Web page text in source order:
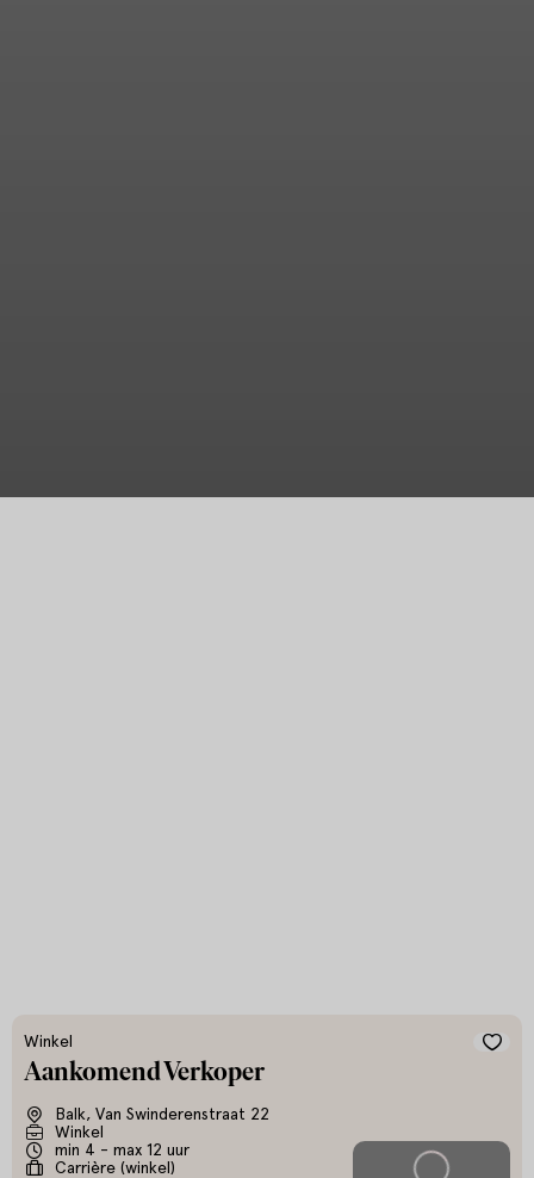
Winkel
Aankomend Verkoper
Balk, Van Swinderenstraat 22
Winkel
min 4 - max 12 uur
Carrière (winkel)
Solliciteer